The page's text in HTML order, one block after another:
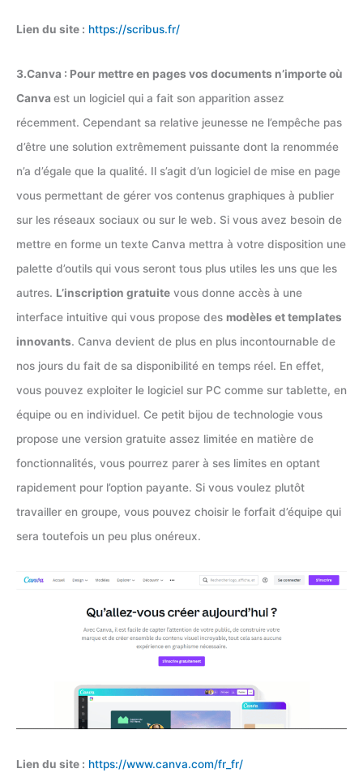
Lien du site : https://scribus.fr/
3.Canva : Pour mettre en pages vos documents n’importe où
Canva est un logiciel qui a fait son apparition assez
récemment. Cependant sa relative jeunesse ne l’empêche pas
d’être une solution extrêmement puissante dont la renommée
n’a d’égale que la qualité. Il s’agit d’un logiciel de mise en page
vous permettant de gérer vos contenus graphiques à publier
sur les réseaux sociaux ou sur le web. Si vous avez besoin de
mettre en forme un texte Canva mettra à votre disposition une
palette d’outils qui vous seront tous plus utiles les uns que les
autres. L’inscription gratuite vous donne accès à une
interface intuitive qui vous propose des modèles et templates
innovants. Canva devient de plus en plus incontournable de
nos jours du fait de sa disponibilité en temps réel. En effet,
vous pouvez exploiter le logiciel sur PC comme sur tablette, en
équipe ou en individuel. Ce petit bijou de technologie vous
propose une version gratuite assez limitée en matière de
fonctionnalités, vous pourrez parer à ses limites en optant
rapidement pour l’option payante. Si vous voulez plutôt
travailler en groupe, vous pouvez choisir le forfait d’équipe qui
sera toutefois un peu plus onéreux.
Lien du site : https://www.canva.com/fr_fr/